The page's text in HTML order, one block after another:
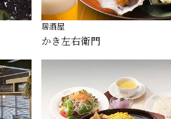
居酒屋
かき左右衛門